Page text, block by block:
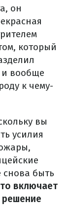
он
который
и вообще
к чему-
вы
усилия
быть
включает
решение